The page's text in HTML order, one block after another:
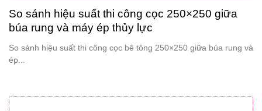
So sánh hiệu suất thi công cọc 250×250 giữa
búa rung và máy ép thủy lực
So sánh hiệu suất thi công cọc bê tông 250×250 giữa búa rung và
ép...